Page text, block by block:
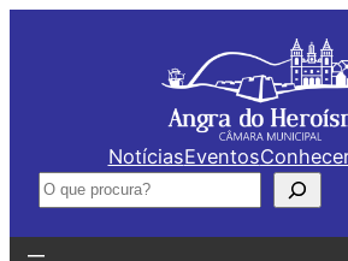
NotíciasEventos
Pesquisar